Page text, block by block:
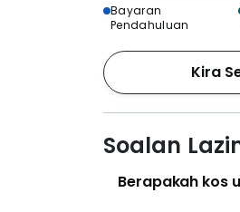
Bayaran
Pendahuluan
Kira
Soalan
Berapakah kos